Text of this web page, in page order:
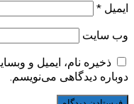
ایمیل *
وب‌ سایت
ذخیره نام، ایمیل و
دوباره دیدگاهی می‌نویسم.